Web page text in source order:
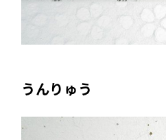
うんりゅう